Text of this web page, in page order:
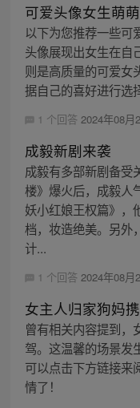
可爱头像女生萌
以下为您推荐一些可
头像展现出女生在自
则是高质量的可爱女
据自己的喜好进行选
1 个回答 2024年08月
成毅新剧来袭
成毅有多部新剧备受
楼》爆火后，成毅人
妖小红娘王权篇》，
档，妆造绝美。另外
计...
1 个回答 2024年08月
女主人归家狗妈
曾有相关内容提到，
驾。这温馨的场景发
可以点击下方链接来
情了！